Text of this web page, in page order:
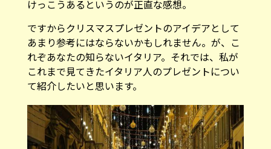
けっこうあるというのが正直な感想。
ですからクリスマスプレゼントのアイデアとして
あまり参考にはならないかもしれません。が、こ
れぞあなたの知らないイタリア。それでは、私が
これまで見てきたイタリア人のプレゼントについ
て紹介したいと思います。